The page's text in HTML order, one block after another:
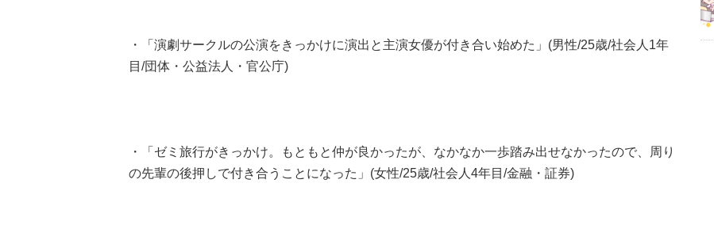
・「演劇サークルの公演をきっかけに演出と主演女優が付き合い始めた」(男性/25歳/社会人1年
目/団体・公益法人・官公庁)
・「ゼミ旅行がきっかけ。もともと仲が良かったが、なかなか一歩踏み出せなかったので、周り
の先輩の後押しで付き合うことになった」(女性/25歳/社会人4年目/金融・証券)